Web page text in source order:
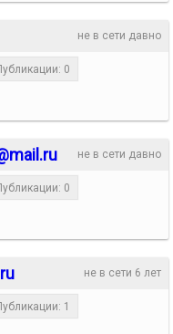
не в сети давно
0
не в сети давно
0
не в сети 6 лет
1